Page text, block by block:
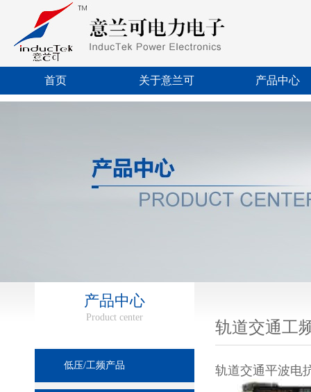
首页 关于意兰可 产品中心
产品中心
Product center
低压/工频产品
轨道交通工
轨道交通平波电